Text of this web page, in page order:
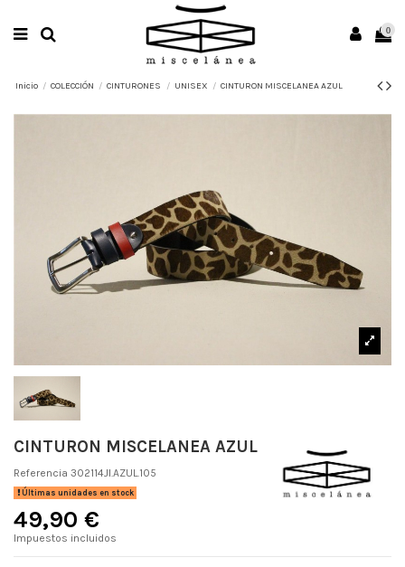
0
Inicio COLECCIÓN CINTURONES UNISEX CINTURON MISCELANEA AZUL
CINTURON MISCELANEA AZUL
Referencia 302114JI.AZUL.105
Últimas unidades en stock
49,90 €
Impuestos incluidos